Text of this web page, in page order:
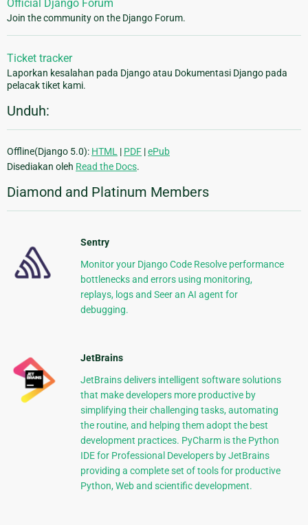
Official Django Forum
Join the community on the Django Forum.
Ticket tracker
Laporkan kesalahan pada Django atau Dokumentasi Django pada
pelacak tiket kami.
Unduh:
Offline(Django 5.0): HTML | PDF |ePub
Disediakan oleh Read the Docs.
Diamond and Platinum Members
Sentry
Monitor your Django Code Resolve performance
bottlenecks and errors using monitoring,
replays, logs and Seer an AI agent for
debugging.
JetBrains
JetBrains delivers intelligent software solutions
that make developers more productive by
simplifying their challenging tasks, automating
the routine, and helping them adopt the best
development practices. PyCharm is the Python
IDE for Professional Developers by JetBrains
providing a complete set of tools for productive
Python, Web and scientific development.